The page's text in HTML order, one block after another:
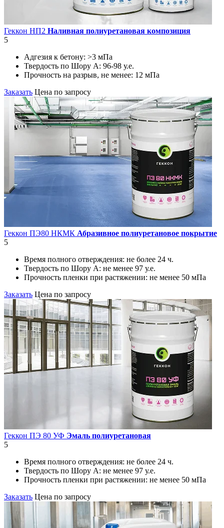
Геккон НП2 Наливная полиуретановая композиция
5
Адгезия к бетону: >3 мПа
Твердость по Шору А: 96-98 у.е.
Прочность на разрыв, не менее: 12 мПа
Заказать Цена по запросу
Геккон ПЭ80 НКМК Абразивное полиуретановое покрытие
5
Время полного отверждения: не более 24 ч.
Твердость по Шору А: не менее 97 у.е.
Прочность пленки при растяжении: не менее 50 мПа
Заказать Цена по запросу
Геккон ПЭ 80 УФ Эмаль полиуретановая
5
Время полного отверждения: не более 24 ч.
Твердость по Шору А: не менее 97 у.е.
Прочность пленки при растяжении: не менее 50 мПа
Заказать Цена по запросу